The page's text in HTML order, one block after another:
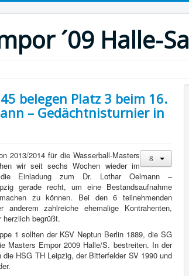
´09 Halle-
belegen Platz 3 beim 16.
– Gedächtnisturnier in
2013/2014 für die Wasserball-Masters
wir seit sechs Wochen wieder im
Einladung zum Dr. Lothar Oelmann –
gerade recht, um eine Bestandsaufnahme
zu können. Bei den 6 teilnehmenden
anderem zahlreiche ehemalige Kontrahenten,
herzlich begrüßt.
1 sollten der KSV Neptun Berlin 1889, die SG
Masters Empor 2009 Halle/S. bestreiten. In der
die HSG TH Leipzig, der Bitterfelder SV 1990 und